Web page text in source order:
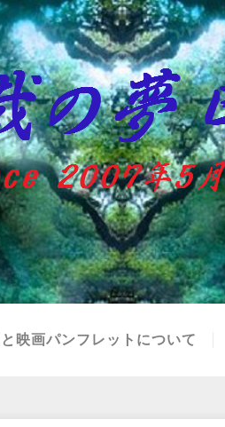
映画パンフレットについて